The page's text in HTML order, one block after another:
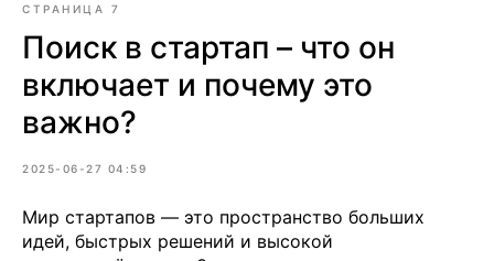
СТРАНИЦА 7
Поиск в стартап – что он
включает и почему это
важно?
2025-06-27 04:59
Мир стартапов — это пространство больших
идей, быстрых решений и высокой